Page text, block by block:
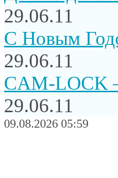
29.06.11
C Новым
29.06.11
CAM-LOCK
29.06.11
09.08.2026 05:59